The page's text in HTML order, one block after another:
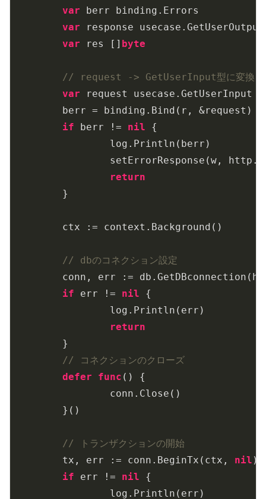
var berr binding.Errors
var response usecase.GetUserOutput
var res [] byte
// request -> GetUserInput型に変換
var request usecase.GetUserInput
if berr != nil {
return
// dbのコネクション設定
if err != nil {
return
// コネクションのクローズ
defer
func ()
{
// トランザクションの開始
	tx, err := conn.BeginTx(ctx,
nil )
if err != nil {